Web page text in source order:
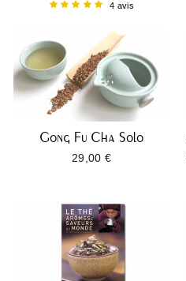
4 avis
Gong Fu Cha Solo
29,00 €